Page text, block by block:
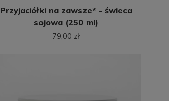
Przyjaciółki na zawsze* - świeca
sojowa (250 ml)
79,00 zł